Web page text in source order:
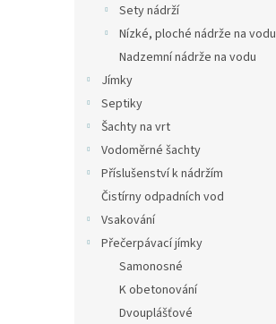
Sety nádrží
Nízké, ploché nádrže na vodu
Nadzemní nádrže na vodu
Jímky
Septiky
Šachty na vrt
Vodoměrné šachty
Příslušenství k nádržím
Čistírny odpadních vod
Vsakování
Přečerpávací jímky
Samonosné
K obetonování
Dvouplášťové